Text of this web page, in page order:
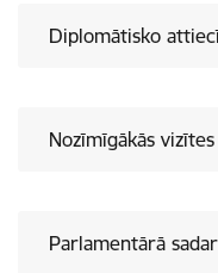
Diplomātisko
Nozīmīgākās
Parlamentārā